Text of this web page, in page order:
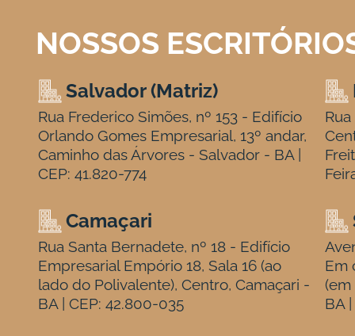
NOSSOS
Salvador (Matriz)
Rua Frederico Simões, nº 153 - Edifício
Orlando Gomes Empresarial, 13º andar,
Caminho das Árvores - Salvador - BA |
CEP: 41.820-774
Camaçari
Rua Santa Bernadete, nº 18 - Edifício
Empresarial Empório 18, Sala 16 (ao
lado do Polivalente), Centro, Camaçari -
BA | CEP: 42.800-035
Em
(em
BA